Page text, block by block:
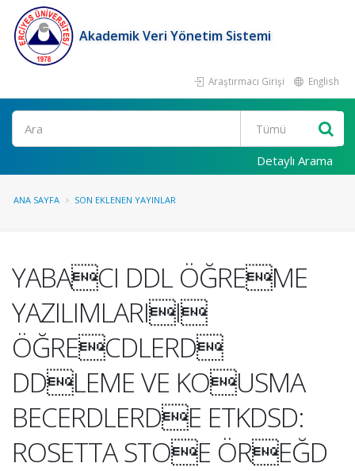
Akademik Veri Yönetim Sistemi
Araştırmacı Girişi English
Ara
Detaylı Arama
ANA SAYFA SON EKLENEN YAYINLAR
YABACI DDL ÖĞREME
YAZILIMLARII
ÖĞRECDLERD
DDLEME VE KOUSMA
BECERDLERDE ETKDSD:
ROSETTA STOE ÖREĞD